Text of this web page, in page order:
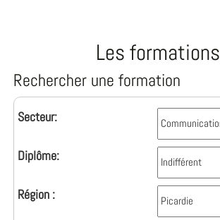
Les formations
Rechercher une formation
Secteur:
Diplôme:
Région :